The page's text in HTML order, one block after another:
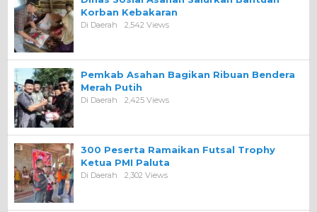
Korban Kebakaran
Di Daerah 2,542 Views
Pemkab Asahan Bagikan Ribuan Bendera
Merah Putih
Di Daerah 2,425 Views
300 Peserta Ramaikan Futsal Trophy
Ketua PMI Paluta
Di Daerah 2,302 Views